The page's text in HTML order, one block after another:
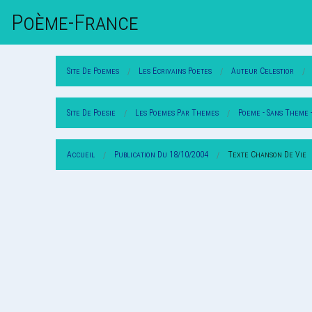
Poème-FrAnce
Site De Poemes Les Ecrivains Poetes Auteur Celestior
Site De Poesie Les Poemes Par Themes Poeme - Sans Theme -
Accueil Publication Du 18/10/2004 Texte Chanson De Vie